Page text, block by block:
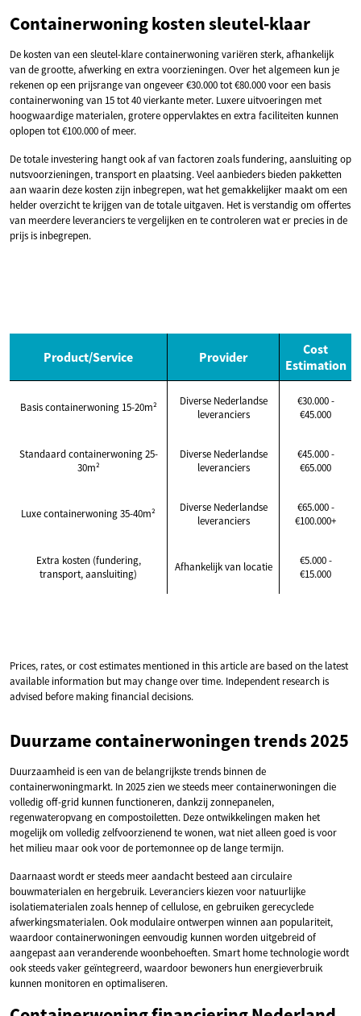
Containerwoning kosten sleutel-klaar
De kosten van een sleutel-klare containerwoning variëren sterk, afhankelijk
van de grootte, afwerking en extra voorzieningen. Over het algemeen kun je
rekenen op een prijsrange van ongeveer €30.000 tot €80.000 voor een basis
containerwoning van 15 tot 40 vierkante meter. Luxere uitvoeringen met
hoogwaardige materialen, grotere oppervlaktes en extra faciliteiten kunnen
oplopen tot €100.000 of meer.
De totale investering hangt ook af van factoren zoals fundering, aansluiting op
nutsvoorzieningen, transport en plaatsing. Veel aanbieders bieden pakketten
aan waarin deze kosten zijn inbegrepen, wat het gemakkelijker maakt om een
helder overzicht te krijgen van de totale uitgaven. Het is verstandig om offertes
van meerdere leveranciers te vergelijken en te controleren wat er precies in de
prijs is inbegrepen.
Product/Service Provider
Cost
Estimation
Basis containerwoning 15-20m²
Diverse Nederlandse
leveranciers
€30.000 -
€45.000
Standaard containerwoning 25-
30m²
Diverse Nederlandse
leveranciers
€45.000 -
€65.000
Luxe containerwoning 35-40m²
Diverse Nederlandse
leveranciers
€65.000 -
€100.000+
Extra kosten (fundering,
transport, aansluiting)
Afhankelijk van locatie
€5.000 -
€15.000
Prices, rates, or cost estimates mentioned in this article are based on the latest
available information but may change over time. Independent research is
advised before making financial decisions.
Duurzame containerwoningen trends 2025
Duurzaamheid is een van de belangrijkste trends binnen de
containerwoningmarkt. In 2025 zien we steeds meer containerwoningen die
volledig off-grid kunnen functioneren, dankzij zonnepanelen,
regenwateropvang en compostoiletten. Deze ontwikkelingen maken het
mogelijk om volledig zelfvoorzienend te wonen, wat niet alleen goed is voor
het milieu maar ook voor de portemonnee op de lange termijn.
Daarnaast wordt er steeds meer aandacht besteed aan circulaire
bouwmaterialen en hergebruik. Leveranciers kiezen voor natuurlijke
isolatiematerialen zoals hennep of cellulose, en gebruiken gerecyclede
afwerkingsmaterialen. Ook modulaire ontwerpen winnen aan populariteit,
waardoor containerwoningen eenvoudig kunnen worden uitgebreid of
aangepast aan veranderende woonbehoeften. Smart home technologie wordt
ook steeds vaker geïntegreerd, waardoor bewoners hun energieverbruik
kunnen monitoren en optimaliseren.